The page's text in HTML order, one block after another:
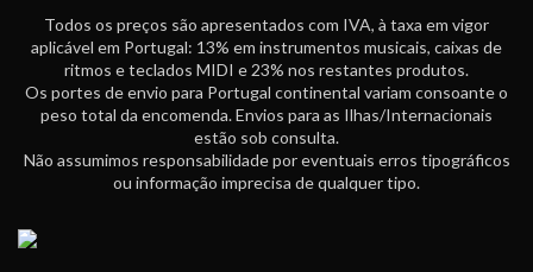
Todos os preços são apresentados com IVA, à taxa em vigor
aplicável em Portugal: 13% em instrumentos musicais, caixas de
ritmos e teclados MIDI e 23% nos restantes produtos.
Os portes de envio para Portugal continental variam consoante o
peso total da encomenda. Envios para as Ilhas/Internacionais
estão sob consulta.
Não assumimos responsabilidade por eventuais erros tipográficos
ou informação imprecisa de qualquer tipo.